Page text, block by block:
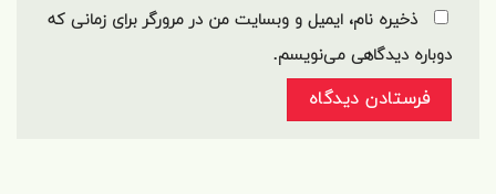
ذخیره نام، ایمیل و وبسایت من در مرورگر برای زمانی که
دوباره دیدگاهی می‌نویسم.